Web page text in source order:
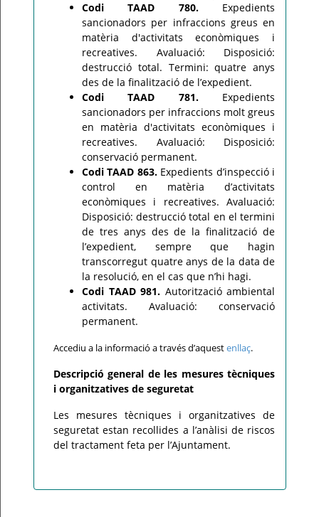
Codi TAAD 780.Expedients
sancionadors per infraccions greus en
matèria d'activitats econòmiques i
recreatives. Avaluació: Disposició:
destrucció total. Termini: quatre anys
des de la finalització de l’expedient.
Codi TAAD 781.Expedients
sancionadors per infraccions molt greus
en matèria d'activitats econòmiques i
recreatives. Avaluació: Disposició:
conservació permanent.
Codi TAAD 863.Expedients d’inspecció i
control en matèria d’activitats
econòmiques i recreatives. Avaluació:
Disposició: destrucció total en el termini
de tres anys des de la finalització de
l’expedient, sempre que hagin
transcorregut quatre anys de la data de
la resolució, en el cas que n’hi hagi.
Codi TAAD 981. Autorització ambiental
activitats. Avaluació: conservació
permanent.
Accediu a la informació a través d’aquestenllaç.
Descripció general de les mesures tècniques
i organitzatives de seguretat
Les mesures tècniques i organitzatives de
seguretat estan recollides a l’anàlisi de riscos
del tractament feta per l’Ajuntament.